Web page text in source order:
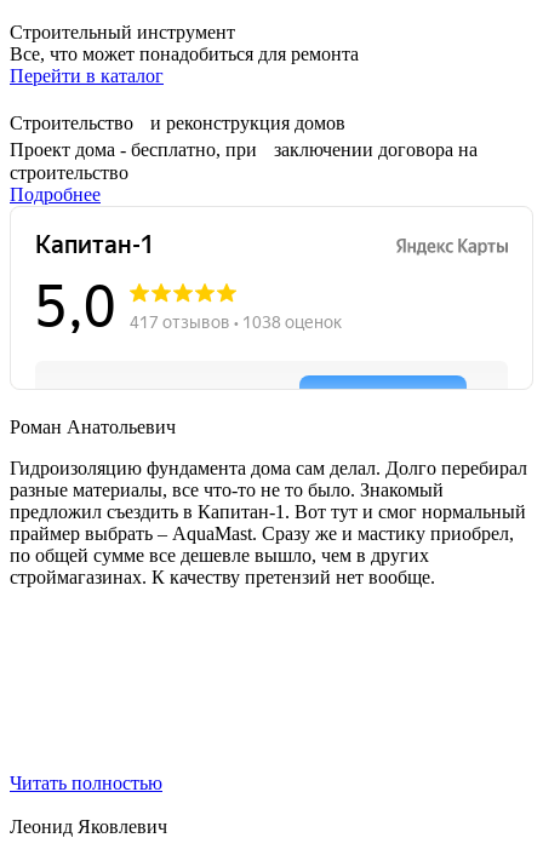
Строительный инструмент
Все, что может понадобиться для ремонта
Перейти в каталог
Строительство и реконструкция домов
Проект дома - бесплатно, при заключении договора на
строительство
Подробнее
Роман Анатольевич
Гидроизоляцию фундамента дома сам делал. Долго перебирал
разные материалы, все что-то не то было. Знакомый
предложил съездить в Капитан-1. Вот тут и смог нормальный
праймер выбрать – AquaMast. Сразу же и мастику приобрел,
по общей сумме все дешевле вышло, чем в других
строймагазинах. К качеству претензий нет вообще.
Читать полностью
Леонид Яковлевич